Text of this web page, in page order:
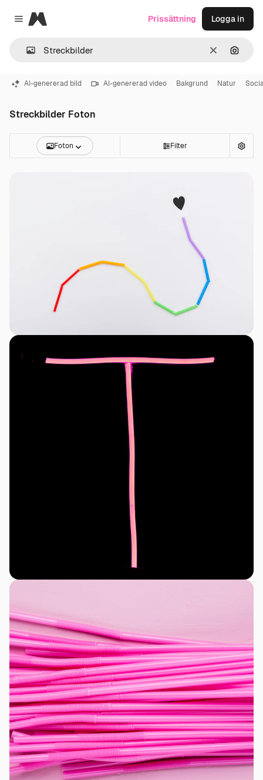
Close menu
Magnific
RensaSök
Prissättning Logga in
AI-genererad bild AI-genererad video Bakgrund Natur
Streckbilder Foton
Foton Filter